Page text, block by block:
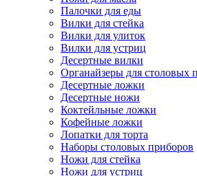
Палочки для еды
Вилки для стейка
Вилки для улиток
Вилки для устриц
Десертные вилки
Органайзеры для столовых
Десертные ложки
Десертные ножи
Коктейльные ложки
Кофейные ложки
Лопатки для торта
Наборы столовых приборов
Ножи для стейка
Ножи для устриц